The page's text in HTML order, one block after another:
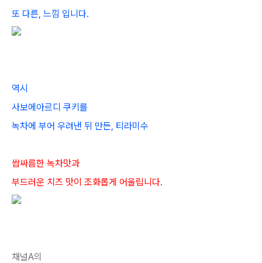
또 다른, 느낌 입니다.
역시
사보에아르디 쿠키를
녹차에 부어 우려낸 뒤 만든, 티라미수
쌉싸름한 녹차맛과
부드러운 치즈 맛이 조화롭게 어울립니다.
채널A의